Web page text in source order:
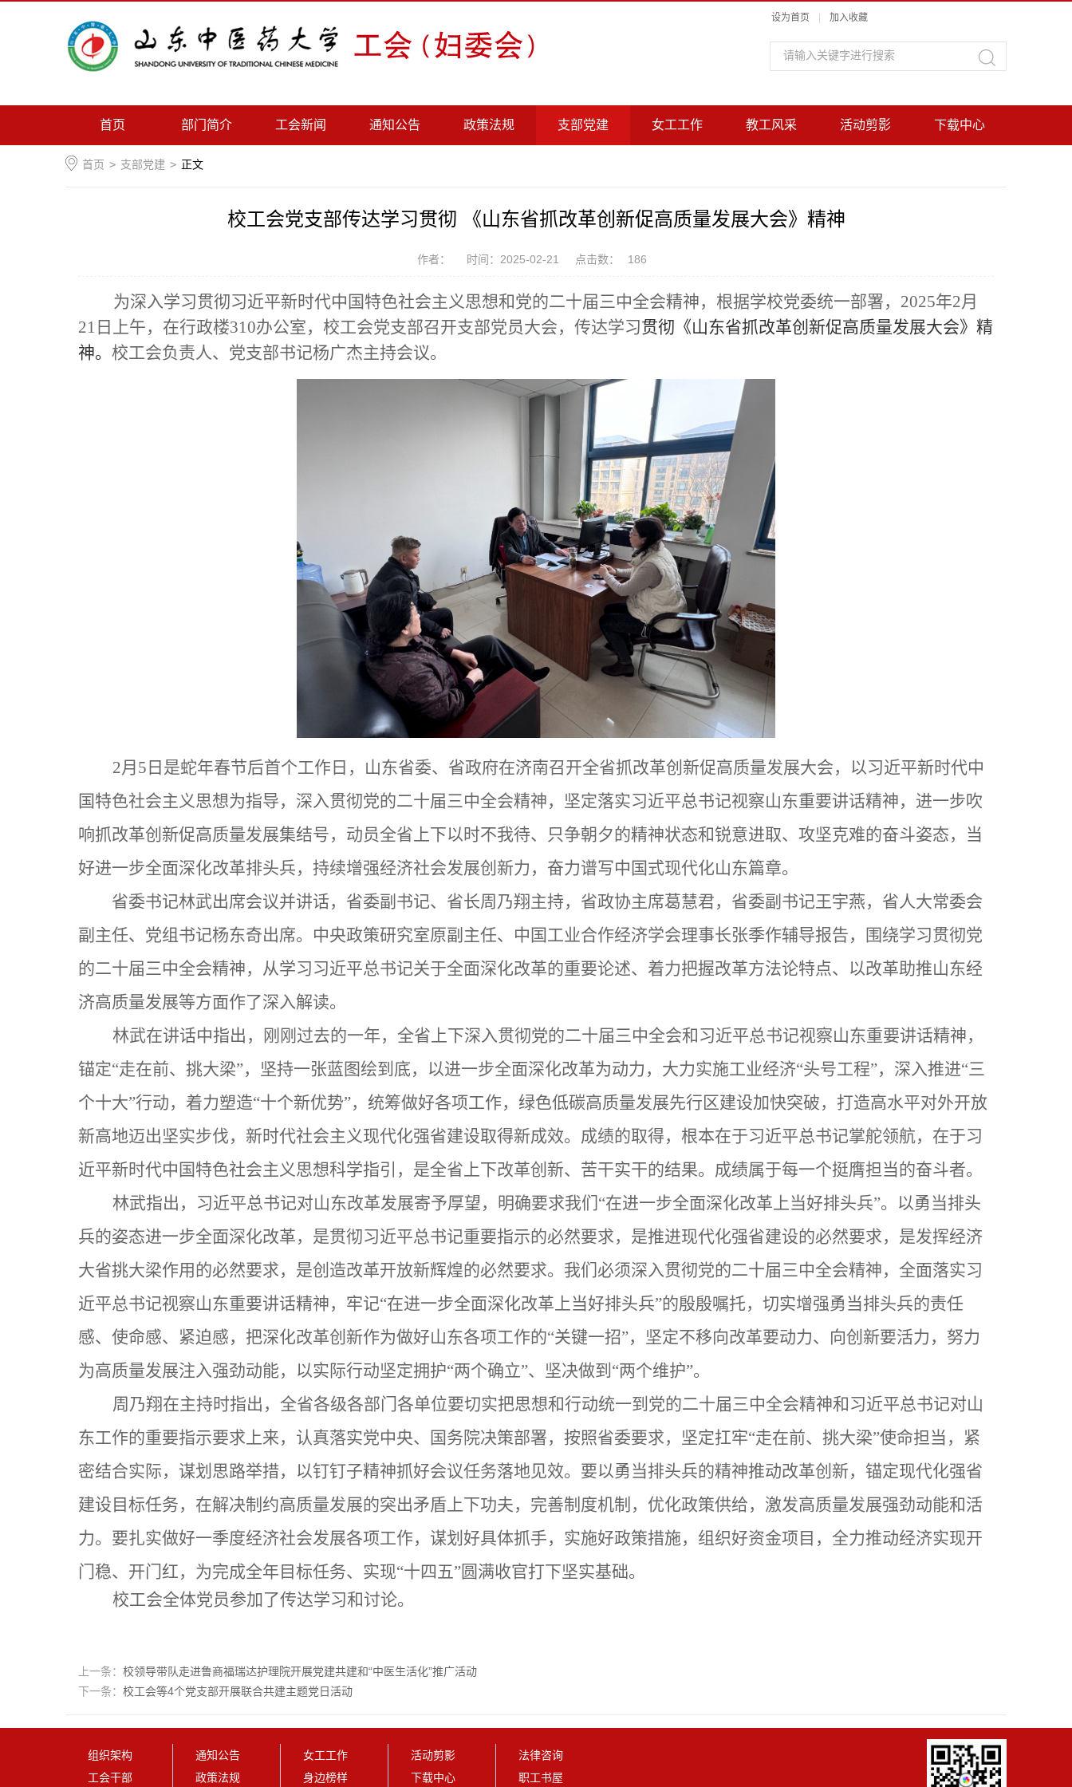
设为首页 加入收藏
首页 部门简介 工会新闻 通知公告 政策法规 支部党建 女工工作 教工风采 活动剪影 下载中心
首页 > 支部党建 > 正文
校工会党支部传达学习贯彻 《山东省抓改革创新促高质量发展大会》精神
作者： 时间：2025-02-21 点击数： 186
为深入学习贯彻习近平新时代中国特色社会主义思想和党的二十届三中全会精神，根据学校党委统一部署，2025年2月
21日上午，在行政楼310办公室，校工会党支部召开支部党员大会，传达学习贯彻《山东省抓改革创新促高质量发展大会》精
神。 校工会负责人、党支部书记杨广杰主持会议。
2月5日是蛇年春节后首个工作日，山东省委、省政府在济南召开全省抓改革创新促高质量发展大会，以习近平新时代中
国特色社会主义思想为指导，深入贯彻党的二十届三中全会精神，坚定落实习近平总书记视察山东重要讲话精神，进一步吹
响抓改革创新促高质量发展集结号，动员全省上下以时不我待、只争朝夕的精神状态和锐意进取、攻坚克难的奋斗姿态，当
好进一步全面深化改革排头兵，持续增强经济社会发展创新力，奋力谱写中国式现代化山东篇章。
省委书记林武出席会议并讲话，省委副书记、省长周乃翔主持，省政协主席葛慧君，省委副书记王宇燕，省人大常委会
副主任、党组书记杨东奇出席。中央政策研究室原副主任、中国工业合作经济学会理事长张季作辅导报告，围绕学习贯彻党
的二十届三中全会精神，从学习习近平总书记关于全面深化改革的重要论述、着力把握改革方法论特点、以改革助推山东经
济高质量发展等方面作了深入解读。
林武在讲话中指出，刚刚过去的一年，全省上下深入贯彻党的二十届三中全会和习近平总书记视察山东重要讲话精神，
锚定“走在前、挑大梁”，坚持一张蓝图绘到底，以进一步全面深化改革为动力，大力实施工业经济“头号工程”，深入推进“三
个十大”行动，着力塑造“十个新优势”，统筹做好各项工作，绿色低碳高质量发展先行区建设加快突破，打造高水平对外开放
新高地迈出坚实步伐，新时代社会主义现代化强省建设取得新成效。成绩的取得，根本在于习近平总书记掌舵领航，在于习
近平新时代中国特色社会主义思想科学指引，是全省上下改革创新、苦干实干的结果。成绩属于每一个挺膺担当的奋斗者。
林武指出，习近平总书记对山东改革发展寄予厚望，明确要求我们“在进一步全面深化改革上当好排头兵”。以勇当排头
兵的姿态进一步全面深化改革，是贯彻习近平总书记重要指示的必然要求，是推进现代化强省建设的必然要求，是发挥经济
大省挑大梁作用的必然要求，是创造改革开放新辉煌的必然要求。我们必须深入贯彻党的二十届三中全会精神，全面落实习
近平总书记视察山东重要讲话精神，牢记“在进一步全面深化改革上当好排头兵”的殷殷嘱托，切实增强勇当排头兵的责任
感、使命感、紧迫感，把深化改革创新作为做好山东各项工作的“关键一招”，坚定不移向改革要动力、向创新要活力，努力
为高质量发展注入强劲动能，以实际行动坚定拥护“两个确立”、坚决做到“两个维护”。
周乃翔在主持时指出，全省各级各部门各单位要切实把思想和行动统一到党的二十届三中全会精神和习近平总书记对山
东工作的重要指示要求上来，认真落实党中央、国务院决策部署，按照省委要求，坚定扛牢“走在前、挑大梁”使命担当，紧
密结合实际，谋划思路举措，以钉钉子精神抓好会议任务落地见效。要以勇当排头兵的精神推动改革创新，锚定现代化强省
建设目标任务，在解决制约高质量发展的突出矛盾上下功夫，完善制度机制，优化政策供给，激发高质量发展强劲动能和活
力。要扎实做好一季度经济社会发展各项工作，谋划好具体抓手，实施好政策措施，组织好资金项目，全力推动经济实现开
门稳、开门红，为完成全年目标任务、实现“十四五”圆满收官打下坚实基础。
校工会全体党员参加了传达学习和讨论。
上一条： 校领导带队走进鲁商福瑞达护理院开展党建共建和“中医生活化”推广活动
下一条： 校工会等4个党支部开展联合共建主题党日活动
组织架构
工会干部
通知公告
政策法规
女工工作
身边榜样
活动剪影
下载中心
法律咨询
职工书屋